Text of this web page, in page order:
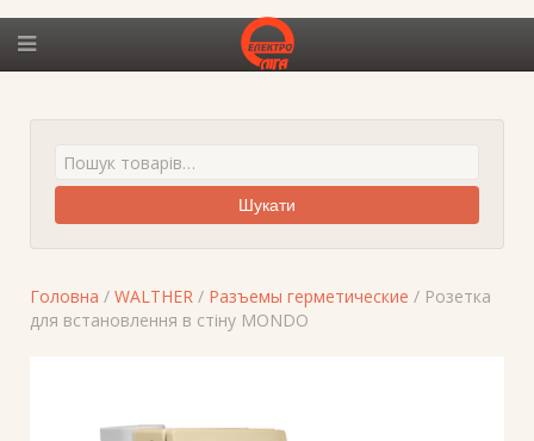
Шукати
Головна / WALTHER / Разъемы герметические / Розетка
для встановлення в стіну MONDO